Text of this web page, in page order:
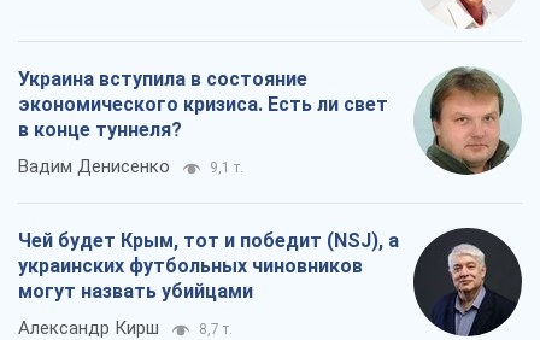
Украина вступила в состояние
экономического кризиса. Есть ли свет
в конце туннеля?
Вадим Денисенко 9,1 т.
Чей будет Крым, тот и победит (NSJ), а
украинских футбольных чиновников
могут назвать убийцами
Александр Кирш 8,7 т.